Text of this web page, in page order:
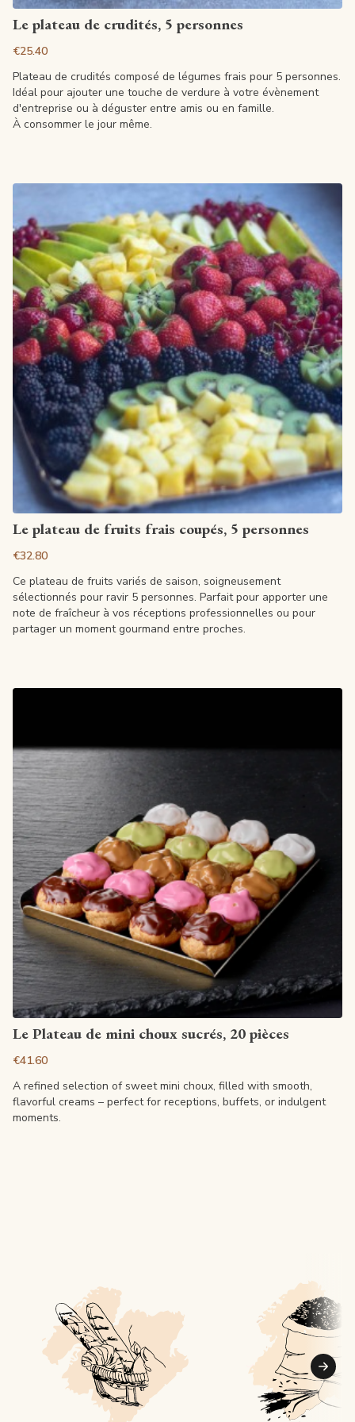
View article
Le plateau de crudités, 5 personnes
€25.40
Plateau de crudités composé de légumes frais pour 5 personnes.
Idéal pour ajouter une touche de verdure à votre évènement
d'entreprise ou à déguster entre amis ou en famille.
À consommer le jour même.
View article
Le plateau de fruits frais coupés, 5 personnes
€32.80
Ce plateau de fruits variés de saison, soigneusement
sélectionnés pour ravir 5 personnes. Parfait pour apporter une
note de fraîcheur à vos réceptions professionnelles ou pour
partager un moment gourmand entre proches.
View article
Le Plateau de mini choux sucrés, 20 pièces
€41.60
A refined selection of sweet mini choux, filled with smooth,
flavorful creams – perfect for receptions, buffets, or indulgent
moments.